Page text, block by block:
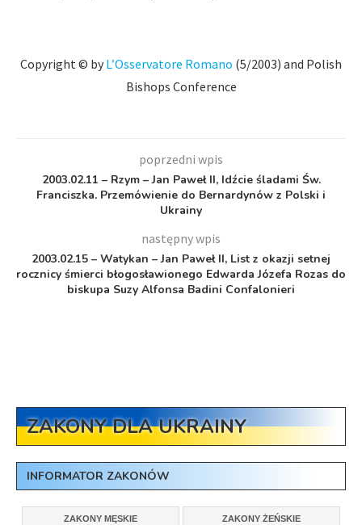
Copyright © by L’Osservatore Romano (5/2003) and Polish
Bishops Conference
poprzedni wpis
2003.02.11 – Rzym – Jan Paweł II, Idźcie śladami Św.
Franciszka. Przemówienie do Bernardynów z Polski i
Ukrainy
następny wpis
2003.02.15 – Watykan – Jan Paweł II, List z okazji setnej
rocznicy śmierci błogosławionego Edwarda Józefa Rozas do
biskupa Suzy Alfonsa Badini Confalonieri
ZAKONY DLA UKRAINY
INFORMATOR ZAKONÓW
ZAKONY MĘSKIE ZAKONY ŻEŃSKIE